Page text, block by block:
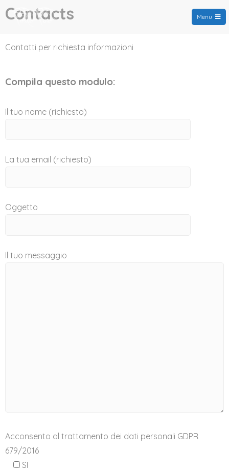
Menu
Contacts
Contatti per richiesta informazioni
Compila questo modulo:
Il tuo nome (richiesto)
La tua email (richiesto)
Oggetto
Il tuo messaggio
Acconsento al trattamento dei dati personali GDPR
679/2016
SI